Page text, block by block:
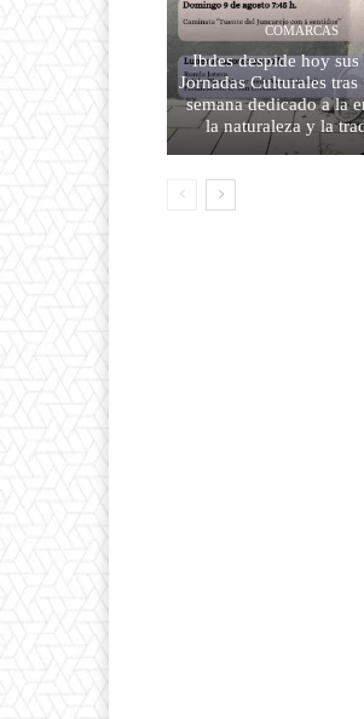
COMARCAS
Ibdes despide hoy sus
Jornadas Culturales
semana dedicado a la
la naturaleza y la